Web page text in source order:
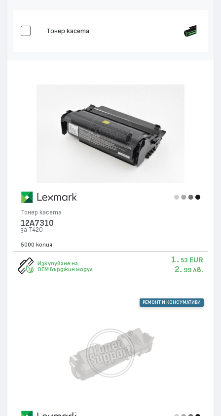
Тонер касета
Тонер касета
12A7310
за T420
5000 копия
Изкупуване на
OEM върджин модул
1. 53 EUR
2. 99 лв.
РЕМОНТ И КОНСУМАТИВИ